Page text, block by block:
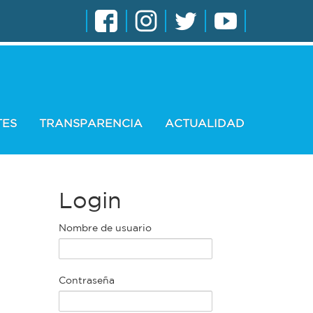
TRANSPARENCIA ACTUALIDAD
Login
Nombre de usuario
Contraseña